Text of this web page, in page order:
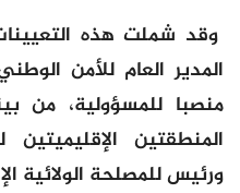
وقد شملت هذه
منصبا للمسؤولية، من
المنطقتين الإقليميتين
ورئيس للمصلحة الولائية